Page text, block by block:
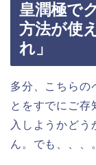
皇潤極で
方法が使
れ」
多分、こちらの
とをすでにご存
入しようかどう
ん。でも、、、。